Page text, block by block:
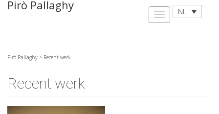
NL
Pirò Pallaghy
Pirò Pallaghy > Recent werk
Recent werk